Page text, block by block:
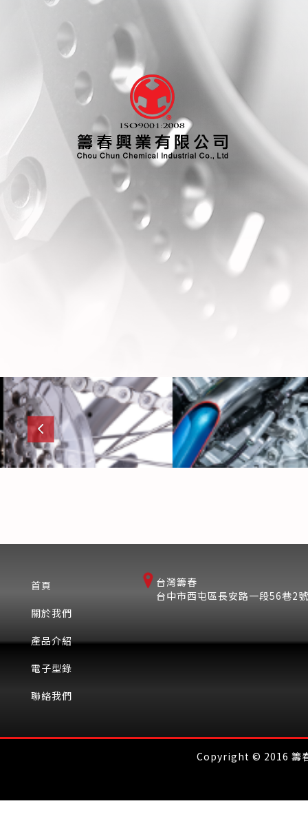
首頁
關於我們
產品介紹
電子型錄
聯絡我們
台灣籌春
台中市西屯區長安路一段56巷2號
Copyright © 2016 籌